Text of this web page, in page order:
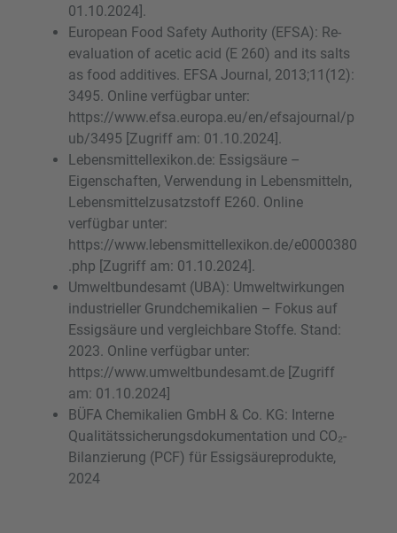
01.10.2024].
European Food Safety Authority (EFSA): Re-
evaluation of acetic acid (E 260) and its salts
as food additives. EFSA Journal, 2013;11(12):
3495. Online verfügbar unter:
https://www.efsa.europa.eu/en/efsajournal/p
ub/3495 [Zugriff am: 01.10.2024].
Lebensmittellexikon.de: Essigsäure –
Eigenschaften, Verwendung in Lebensmitteln,
Lebensmittelzusatzstoff E260. Online
verfügbar unter:
https://www.lebensmittellexikon.de/e0000380
.php [Zugriff am: 01.10.2024].
Umweltbundesamt (UBA): Umweltwirkungen
industrieller Grundchemikalien – Fokus auf
Essigsäure und vergleichbare Stoffe. Stand:
2023. Online verfügbar unter:
https://www.umweltbundesamt.de [Zugriff
am: 01.10.2024]
BÜFA Chemikalien GmbH & Co. KG: Interne
Qualitätssicherungsdokumentation und CO₂-
Bilanzierung (PCF) für Essigsäureprodukte,
2024